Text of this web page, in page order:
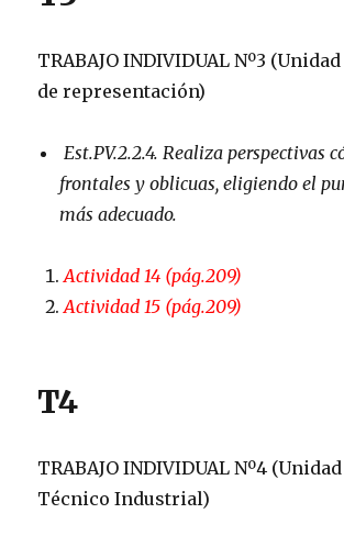
TRABAJO INDIVIDUAL Nº3 (Unidad
de representación)
Est.PV.2.2.4. Realiza perspectivas
frontales y oblicuas, eligiendo el
más adecuado.
Actividad 14 (pág.209)
Actividad 15 (pág.209)
T4
TRABAJO INDIVIDUAL Nº4
Técnico Industrial)